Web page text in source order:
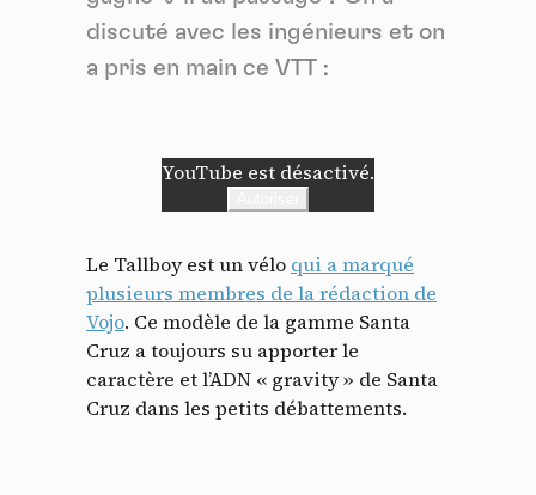
discuté avec les ingénieurs et on
a pris en main ce VTT :
YouTube est désactivé.
Le Tallboy est un vélo qui a marqué
plusieurs membres de la rédaction de
Vojo. Ce modèle de la gamme Santa
Cruz a toujours su apporter le
caractère et l’ADN « gravity » de Santa
Cruz dans les petits débattements.